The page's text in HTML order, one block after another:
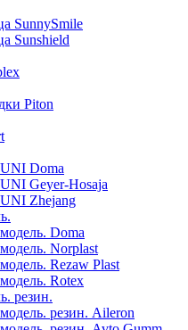
SunnySmile
Sunshield
Piton
Doma
Geyer-Hosaja
Zhejang
Doma
Norplast
Rezaw Plast
Rotex
резин.
резин. Aileron